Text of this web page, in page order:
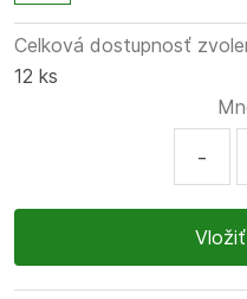
Celková dostupnosť
12 ks
-